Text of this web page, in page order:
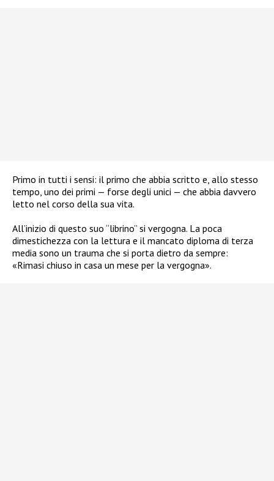
Primo in tutti i sensi: il primo che abbia scritto e, allo stesso
tempo, uno dei primi — forse degli unici — che abbia davvero
letto nel corso della sua vita.
All’inizio di questo suo “librino” si vergogna. La poca
dimestichezza con la lettura e il mancato diploma di terza
media sono un trauma che si porta dietro da sempre:
«Rimasi chiuso in casa un mese per la vergogna».